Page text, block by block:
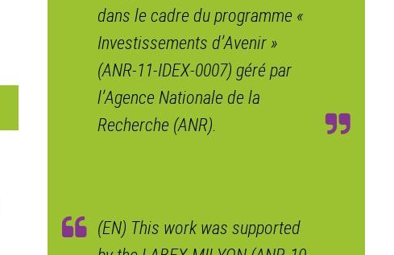
dans le cadre du programme «
Investissements d’Avenir »
(ANR-11-IDEX-0007) géré par
l’Agence Nationale de la
Recherche (ANR).
(EN) This work was supported